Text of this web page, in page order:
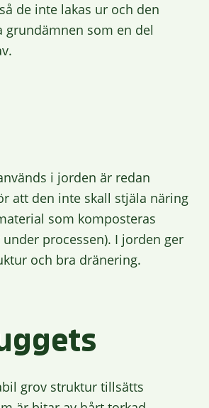
de inte lakas ur och den
grundämnen som en del
i jorden är redan
att den inte skall stjäla näring
som komposteras
processen). I jorden ger
och bra dränering.
grov struktur tillsätts